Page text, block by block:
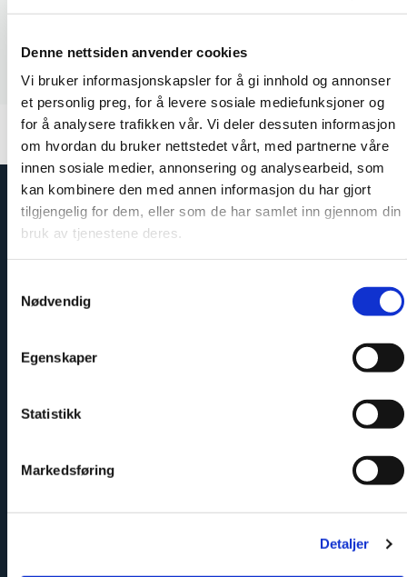
Denne nettsiden anvender cookies
Vi bruker informasjonskapsler for å gi innhold og annonser
et personlig preg, for å levere sosiale mediefunksjoner og
for å analysere trafikken vår. Vi deler dessuten informasjon
om hvordan du bruker nettstedet vårt, med partnerne våre
innen sosiale medier, annonsering og analysearbeid, som
kan kombinere den med annen informasjon du har gjort
tilgjengelig for dem, eller som de har samlet inn gjennom din
bruk av tjenestene deres.
Nødvendig
Egenskaper
Statistikk
Markedsføring
Detaljer